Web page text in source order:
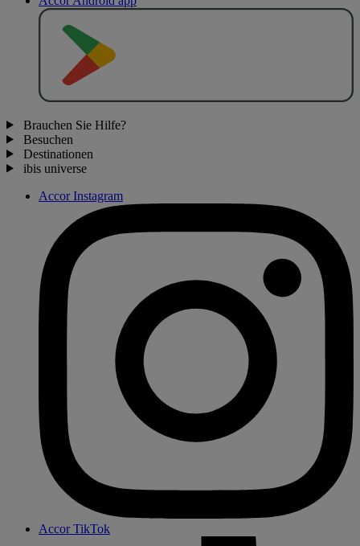
Brauchen Sie Hilfe?
Besuchen
Destinationen
ibis universe
Accor Instagram
Accor TikTok